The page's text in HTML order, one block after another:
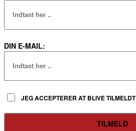
DIN E-MAIL:
JEG ACCEPTERER AT BLIVE TILMELDT